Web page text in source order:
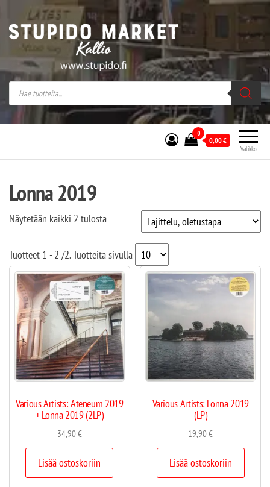
Stupido Market – verkossa ja kivijalassa
Stupido Market on vaihtoehtomusaan
erikoistunut verkko- sekä
kivijalkakauppa Helsingissä Kallion
sydämessä.
Valikko
0
0,00€
Lonna 2019
Näytetään kaikki 2 tulosta
Tuotteet 1 - 2 /2. Tuotteita sivulla
Various Artists: Ateneum 2019
+ Lonna 2019 (2LP)
34,90€
Lisää ostoskoriin
Various Artists: Lonna 2019
(LP)
19,90€
Lisää ostoskoriin